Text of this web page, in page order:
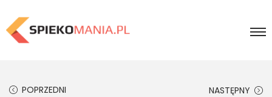
POPRZEDNI NASTĘPNY